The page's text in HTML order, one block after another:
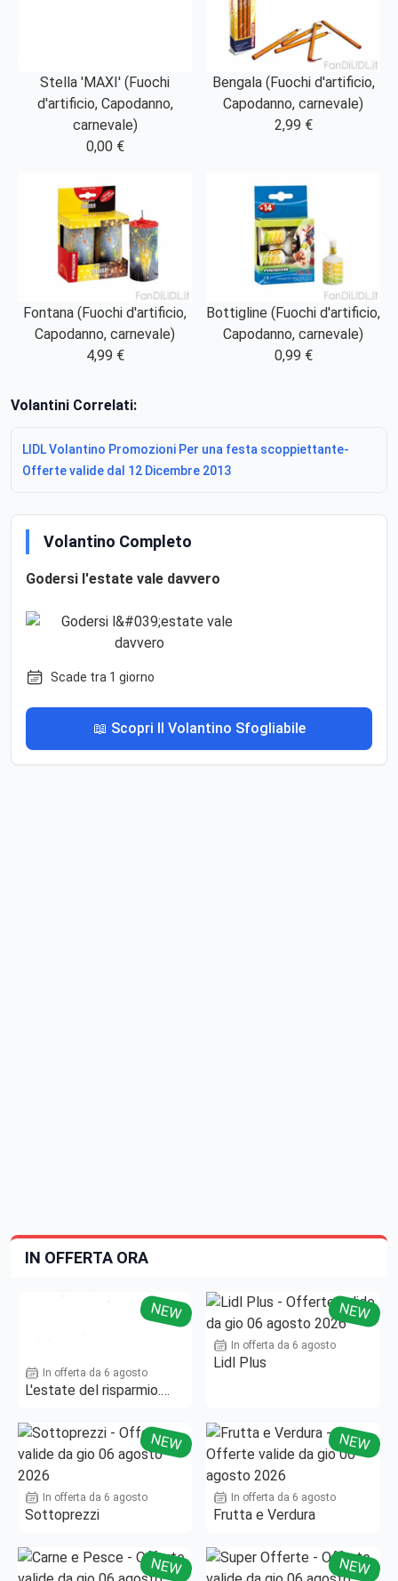
Stella 'MAXI' (Fuochi
d'artificio, Capodanno,
carnevale)
0,00 €
Bengala (Fuochi d'artificio,
Capodanno, carnevale)
2,99 €
Fontana (Fuochi d'artificio,
Capodanno, carnevale)
4,99 €
Bottigline (Fuochi d'artificio,
Capodanno, carnevale)
0,99 €
Volantini Correlati:
LIDL Volantino Promozioni Per una festa scoppiettante-
Offerte valide dal 12 Dicembre 2013
Volantino Completo
Godersi l'estate vale davvero
Scade tra 1 giorno
📖 Scopri Il Volantino Sfogliabile
IN OFFERTA ORA
NEW
In offerta da 6 agosto
L'estate del risparmio.
NEW
In offerta da 6 agosto
Lidl Plus
NEW
In offerta da 6 agosto
Sottoprezzi
NEW
In offerta da 6 agosto
Frutta e Verdura
NEW NEW